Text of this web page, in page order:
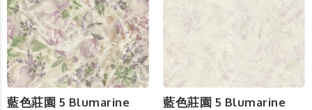
藍色莊園 5 Blumarine
藍色莊園 5 Blumarine